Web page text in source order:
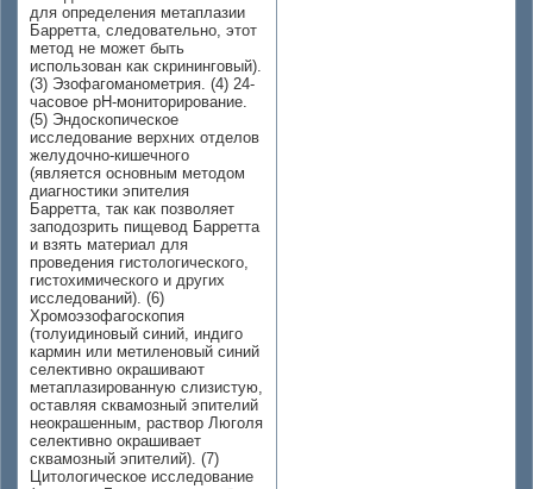
для определения метаплазии
Барретта, следовательно, этот
метод не может быть
использован как скрининговый).
(3) Эзофагоманометрия. (4) 24-
часовое рН-мониторирование.
(5) Эндоскопическое
исследование верхних отделов
желудочно-кишечного
(является основным методом
диагностики эпителия
Барретта, так как позволяет
заподозрить пищевод Барретта
и взять материал для
проведения гистологического,
гистохимического и других
исследований). (6)
Хромоэзофагоскопия
(толуидиновый синий, индиго
кармин или метиленовый синий
селективно окрашивают
метаплазированную слизистую,
оставляя сквамозный эпителий
неокрашенным, раствор Люголя
селективно окрашивает
сквамозный эпителий). (7)
Цитологическое исследование